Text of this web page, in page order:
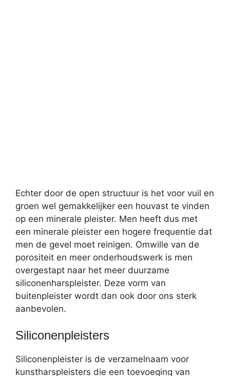
Echter door de open structuur is het voor vuil en
groen wel gemakkelijker een houvast te vinden
op een minerale pleister. Men heeft dus met
een minerale pleister een hogere frequentie dat
men de gevel moet reinigen. Omwille van de
porositeit en meer onderhoudswerk is men
overgestapt naar het meer duurzame
siliconenharspleister. Deze vorm van
buitenpleister wordt dan ook door ons sterk
aanbevolen.
Siliconenpleisters
Siliconenpleister is de verzamelnaam voor
kunstharspleisters die een toevoeging van